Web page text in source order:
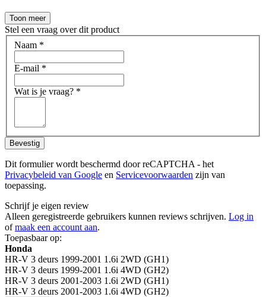
Toon meer
Stel een vraag over dit product
Naam *
E-mail *
Wat is je vraag? *
Bevestig
Dit formulier wordt beschermd door reCAPTCHA - het
Privacybeleid van Google en Servicevoorwaarden zijn van
toepassing.
Schrijf je eigen review
Alleen geregistreerde gebruikers kunnen reviews schrijven. Log in
ofmaak een account aan.
Toepasbaar op:
Honda
HR-V 3 deurs 1999-2001 1.6i 2WD (GH1)
HR-V 3 deurs 1999-2001 1.6i 4WD (GH2)
HR-V 3 deurs 2001-2003 1.6i 2WD (GH1)
HR-V 3 deurs 2001-2003 1.6i 4WD (GH2)